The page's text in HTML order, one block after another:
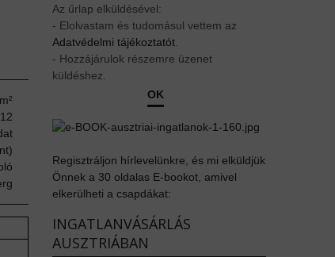
m²
12
Az űrlap elküldésével:
- Elolvastam és tudomásul vettem az
Adatvédelmi tájékoztatót
- Hozzájárulok részemre üzenet
küldéshez.
OK
Regisztráljon hírlevelünkre, és mi elküldjük
Önnek a 30 oldalas E-bookot, amivel
elkerülheti a csapdákat:
INGATLANVÁSÁRLÁS
AUSZTRIÁBAN